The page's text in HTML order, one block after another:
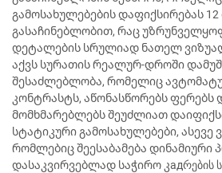
გამოსახულებების დაფიქსირებას
გასაჩინებლობით, რაც
დეტალების სრულიად ნათელ
აქვს სურათის რეალურ-დროში
შესაძლებლობა, რომელიც
კონტრასტს, აწონასწორებს ფერებს
მომხმარებლებს შეუძლიათ
სტატიკური გამოსახულებები, ასევე
რომლებიც შეესაბამება დინამიური
დასაკვირვებლად საჭირო კадრების